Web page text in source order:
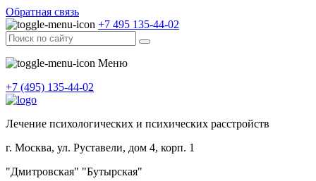
Обратная связь
+7 495 135-44-02
Меню
+7 (495) 135-44-02
Лечение психологических и психических расстройств
г. Москва, ул. Руставели, дом 4, корп. 1
"Дмитровская" "Бутырская"